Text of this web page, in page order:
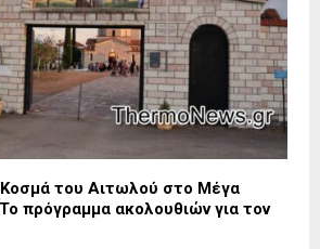
Κοσμά του Αιτωλού στο Μέγα
πρόγραμμα ακολουθιών για τον